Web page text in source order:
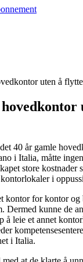
uten å
40 år gamle
i Italia, måtte
store kostnader
i
kontor for kontor og
Dermed kunne de
å leie et annet
i Italia.